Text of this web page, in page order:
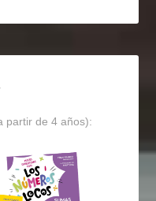
partir de 4 años):